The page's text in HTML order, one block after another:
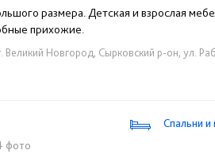
размера. Детская и взрослая
прихожие.
Новгород, Сырковский р-он, ул.
Спальни и
фото